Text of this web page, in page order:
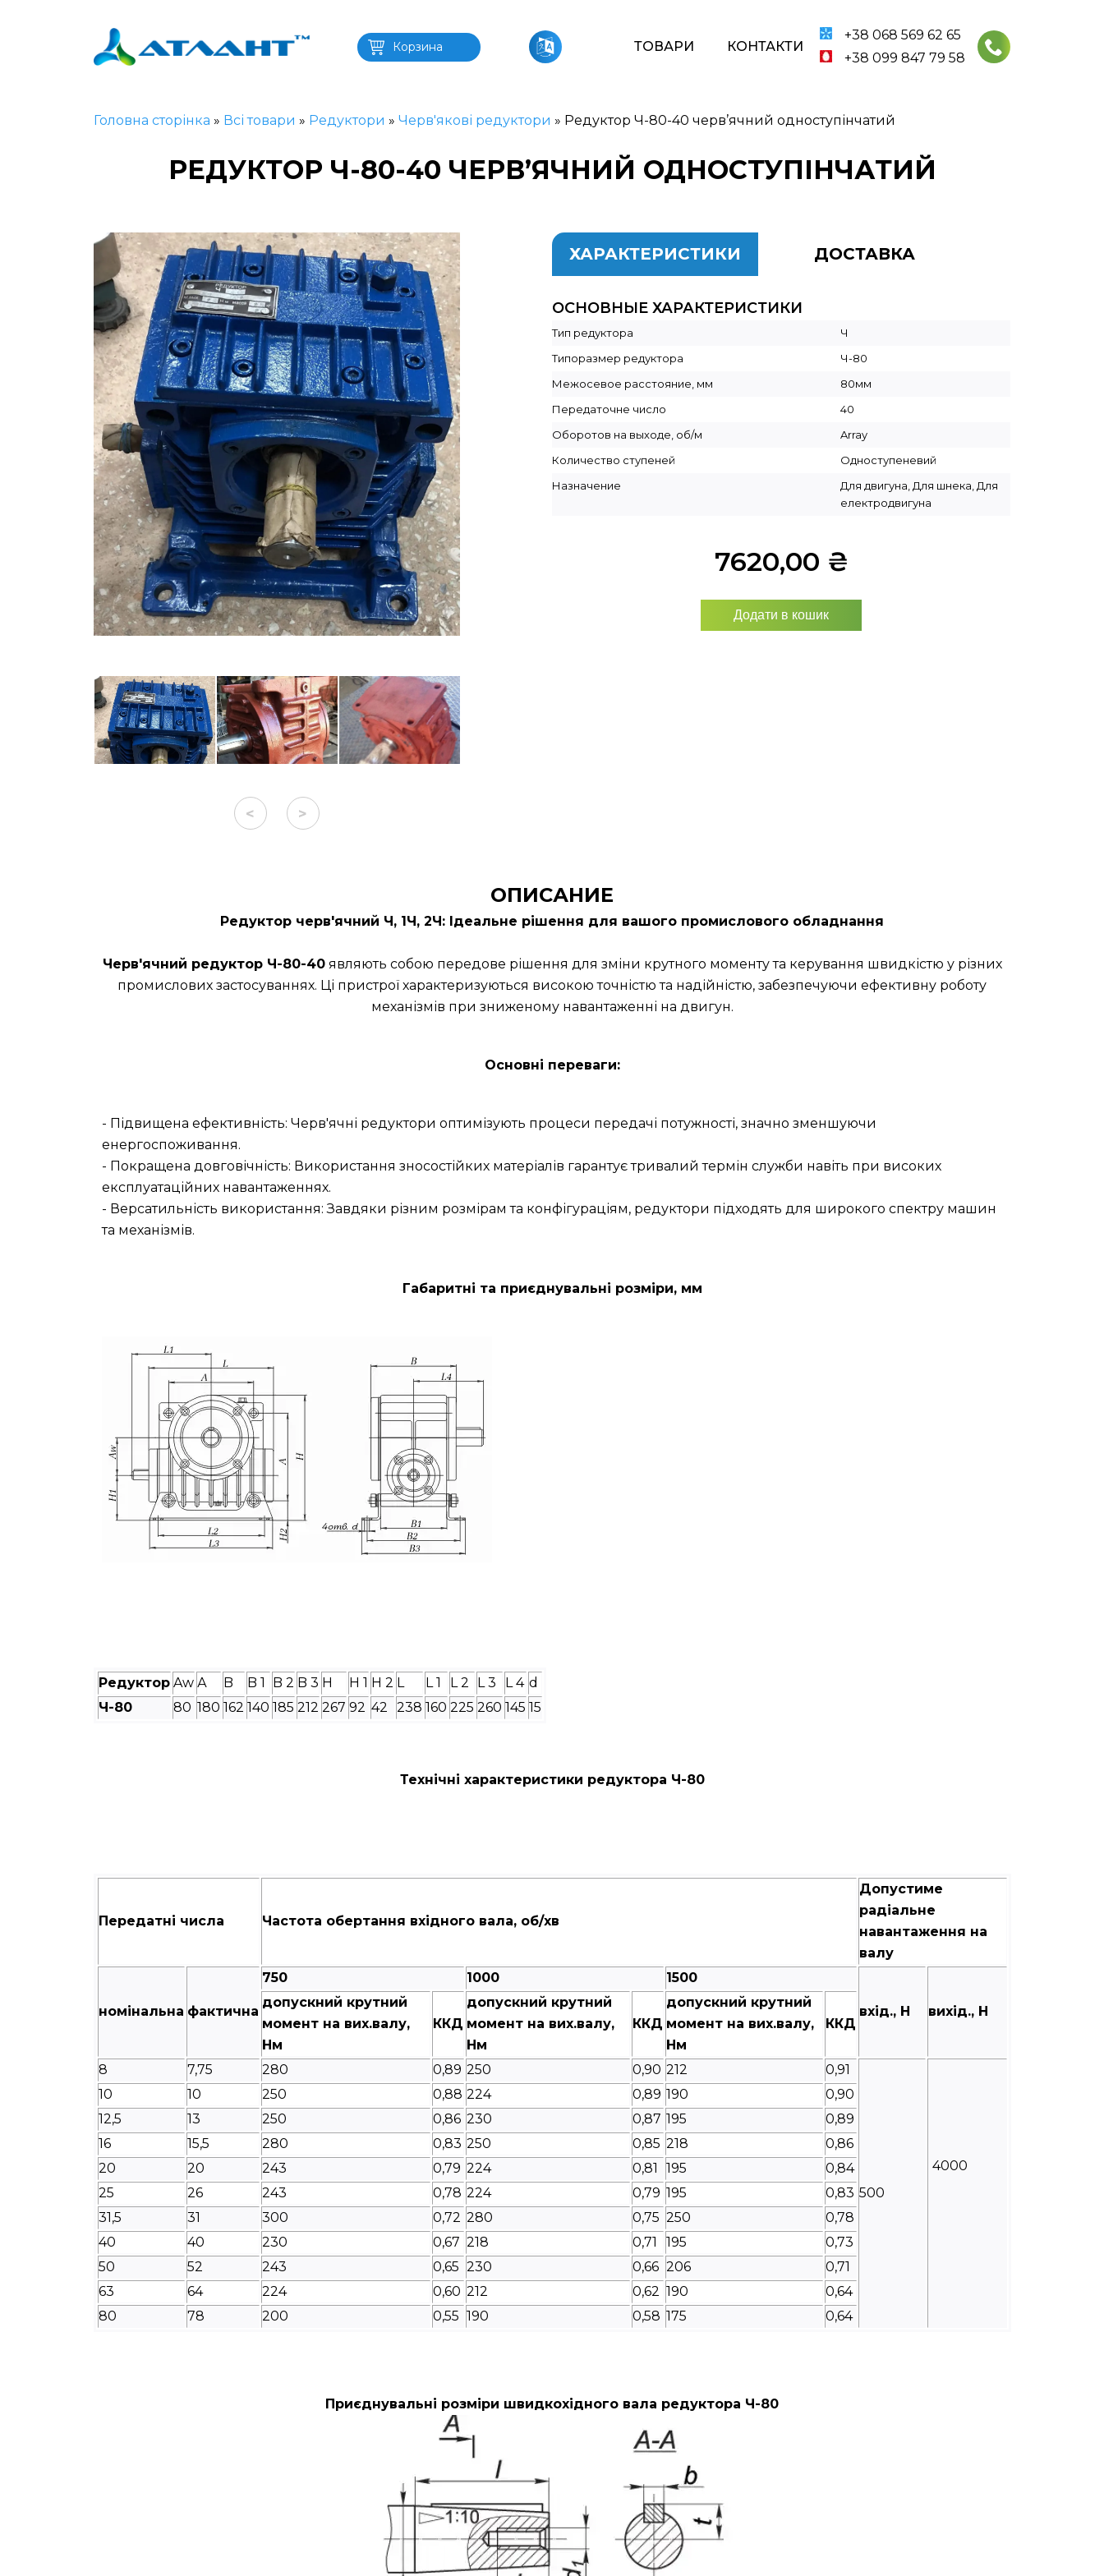
Корзина ТОВАРИ КОНТАКТИ
+38 068 569 62 65
+38 099 847 79 58
Головна сторінка » Всі товари » Редуктори » Черв'якові редуктори » Редуктор Ч-80-40 черв’ячний одноступінчатий
РЕДУКТОР Ч-80-40 ЧЕРВ’ЯЧНИЙ ОДНОСТУПІНЧАТИЙ
< >
ХАРАКТЕРИСТИКИ ДОСТАВКА
ОСНОВНЫЕ ХАРАКТЕРИСТИКИ
Тип редуктора
Ч
Типоразмер редуктора
Ч-80
Межосевое расстояние, мм
80мм
Передаточне число
40
Оборотов на выходе, об/м
Array
Количество ступеней
Одноступеневий
Назначение
Для двигуна, Для шнека, Для
електродвигуна
7620,00 ₴
Додати в кошик
ОПИСАНИЕ
Редуктор черв'ячний Ч, 1Ч, 2Ч: Ідеальне рішення для вашого промислового обладнання
Черв'ячний редуктор Ч-80-40являють собою передове рішення для зміни крутного моменту та керування швидкістю у різних
промислових застосуваннях. Ці пристрої характеризуються високою точністю та надійністю, забезпечуючи ефективну роботу
механізмів при зниженому навантаженні на двигун.
Основні переваги:
- Підвищена ефективність: Черв'ячні редуктори оптимізують процеси передачі потужності, значно зменшуючи
енергоспоживання.
- Покращена довговічність: Використання зносостійких матеріалів гарантує тривалий термін служби навіть при високих
експлуатаційних навантаженнях.
- Версатильність використання: Завдяки різним розмірам та конфігураціям, редуктори підходять для широкого спектру машин
та механізмів.
Габаритні та приєднувальні розміри, мм
Редуктор Aw А B B 1 B 2 B 3 H H 1 H 2 L L 1 L 2 L 3 L 4 d
Ч-80 80 180 162 140 185 212 267 92 42 238 160 225 260 145 15
Технічні характеристики редуктора Ч-80
Передатні числа Частота обертання вхідного вала, об/хв
Допустиме
радіальне
навантаження на
валу
номінальна фактична
750 1000 1500
вхід., Н вихід., Н
допускний крутний
момент на вих.валу,
Нм
ККД
допускний крутний
момент на вих.валу,
Нм
ККД
допускний крутний
момент на вих.валу,
Нм
ККД
8 7,75 280 0,89 250 0,90 212 0,91
500
4000
10 10 250 0,88 224 0,89 190
0,90
12,5
13 250 0,86 230 0,87 195
0,89
16
15,5 280 0,83 250 0,85 218
0,86
20
20 243 0,79 224 0,81 195
0,84
25
26 243 0,78 224 0,79 195
0,83
31,5
31 300 0,72 280 0,75 250
0,78
40
40 230 0,67 218 0,71 195
0,73
50
52 243 0,65 230 0,66 206
0,71
63
64 224 0,60 212 0,62 190
0,64
80
78 200 0,55 190 0,58 175 0,64
Приєднувальні розміри швидкохідного вала редуктора Ч-80